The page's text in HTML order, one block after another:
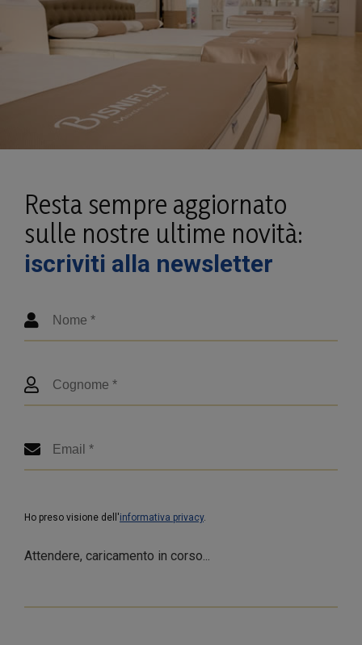
Resta sempre aggiornato
sulle nostre ultime novità:
iscriviti alla newsletter
Ho preso visione dell'informativa privacy.
Attendere, caricamento in corso...